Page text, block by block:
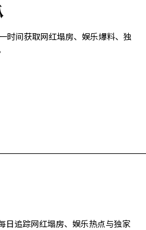
时间获取网红塌房、娱乐爆料、独
日追踪网红塌房、娱乐热点与独家